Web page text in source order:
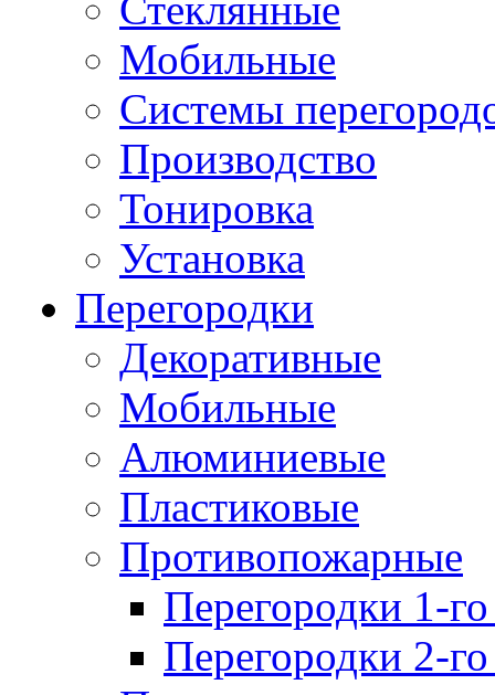
Стеклянные
Мобильные
Системы
Производство
Тонировка
Установка
Перегородки
Декоративные
Мобильные
Алюминиевые
Пластиковые
Противопожарные
Перегородки 1-
Перегородки 2-